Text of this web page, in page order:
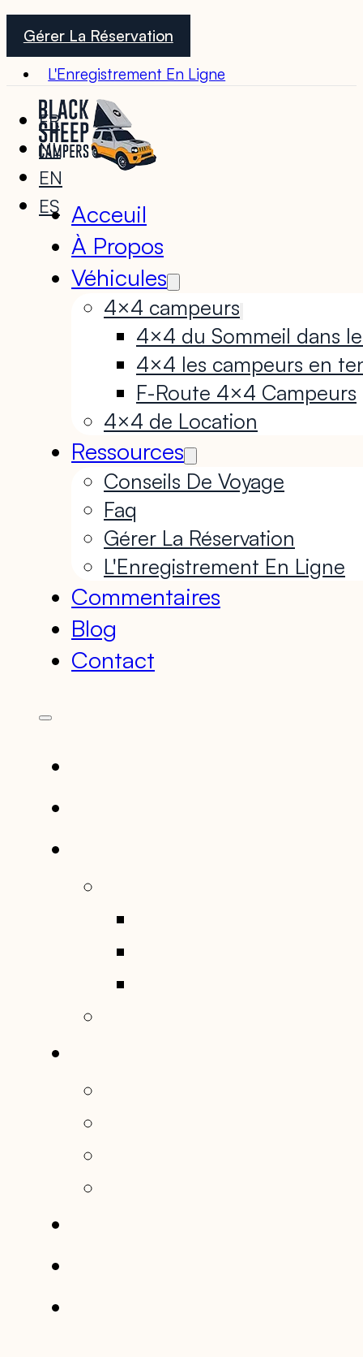
Gérer La Réservation
L'Enregistrement En Ligne
FR
NL
EN
ES Acceuil
À Propos
Véhicules
4×4 campeurs
4×4 du Sommeil dans
4×4 les campeurs en
F-Route 4×4 Campeurs
4×4 de Location
Ressources
Conseils De Voyage
Faq
Gérer La Réservation
L'Enregistrement En Ligne
Commentaires
Blog
Contact